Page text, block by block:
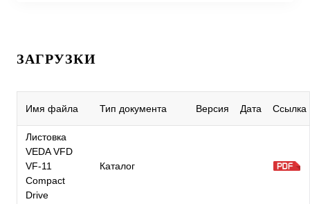
ЗАГРУЗКИ
Имя файла Тип документа Версия Дата Ссылка
Листовка
VEDA VFD
VF-11
Compact
Drive
Каталог